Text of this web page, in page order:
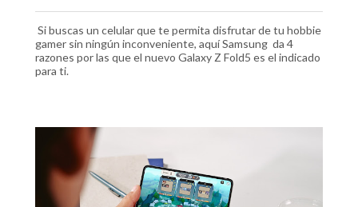
Si buscas un celular que te permita disfrutar de tu hobbie
gamer sin ningún inconveniente, aquí Samsung da 4
razones por las que el nuevo Galaxy Z Fold5 es el indicado
para ti.